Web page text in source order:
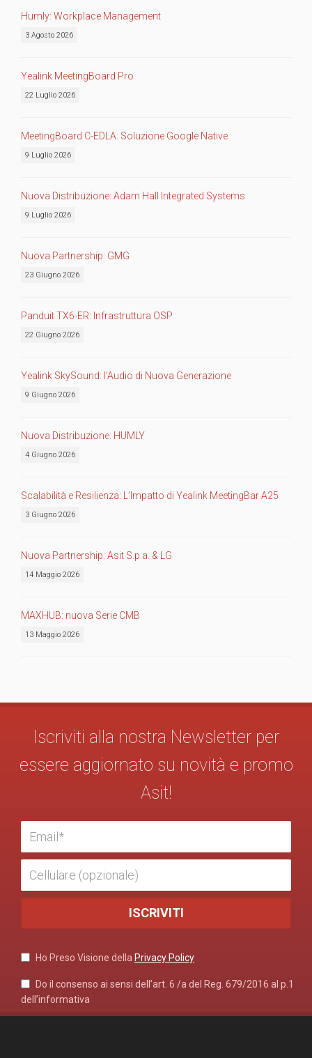
Humly: Workplace Management
3 Agosto 2026
Yealink MeetingBoard Pro
22 Luglio 2026
MeetingBoard C-EDLA: Soluzione Google Native
9 Luglio 2026
Nuova Distribuzione: Adam Hall Integrated Systems
9 Luglio 2026
Nuova Partnership: GMG
23 Giugno 2026
Panduit TX6-ER: Infrastruttura OSP
22 Giugno 2026
Yealink SkySound: l’Audio di Nuova Generazione
9 Giugno 2026
Nuova Distribuzione: HUMLY
4 Giugno 2026
Scalabilità e Resilienza: L’Impatto di Yealink MeetingBar A25
3 Giugno 2026
Nuova Partnership: Asit S.p.a. & LG
14 Maggio 2026
MAXHUB: nuova Serie CMB
13 Maggio 2026
Iscriviti alla nostra Newsletter per
essere aggiornato su novità e promo
Asit!
Ho Preso Visione della Privacy Policy
Do il consenso ai sensi dell’art. 6 /a del Reg. 679/2016 al p.1
dell’informativa